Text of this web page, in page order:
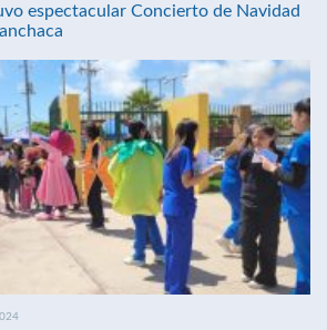
espectacular Concierto de Navidad